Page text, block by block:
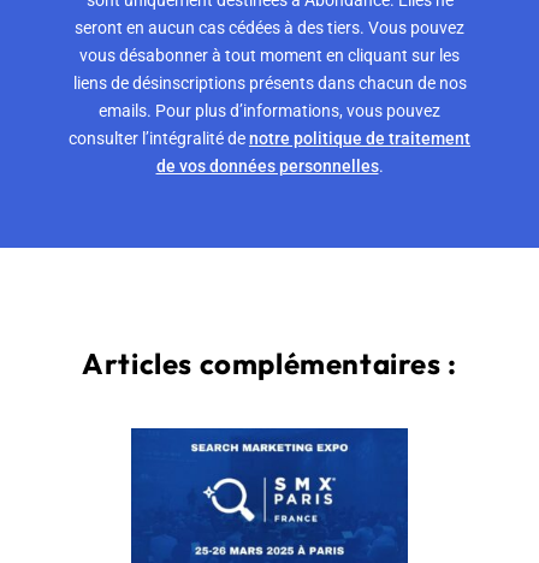
seront en aucun cas cédées à des tiers. Vous pouvez
vous désabonner à tout moment en cliquant sur les
liens de désinscriptions présents dans chacun de nos
emails. Pour plus d’informations, vous pouvez
consulter l’intégralité denotre politique de traitement
de vos données personnelles.
Articles complémentaires :